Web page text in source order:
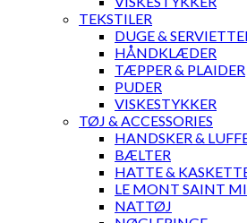
TEKSTILER
DUGE &
HÅNDKLÆDER
TÆPPER & PLAIDER
PUDER
VISKESTYKKER
TØJ & ACCESSORIES
HANDSKER &
BÆLTER
HATTE &
LE MONT SAINT
NATTØJ